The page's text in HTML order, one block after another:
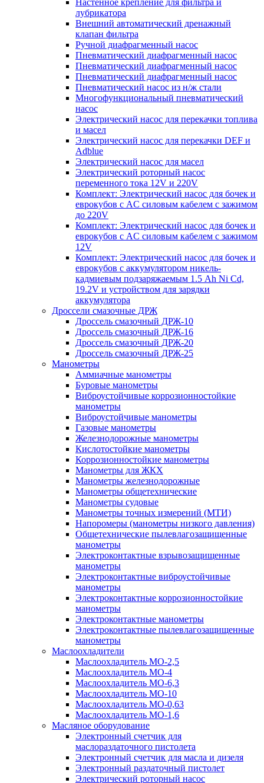
Настенное крепление для фильтра и
лубрикатора
Внешний автоматический дренажный
клапан фильтра
Ручной диафрагменный насос
Пневматический диафрагменный насос
Пневматический диафрагменный насос
Пневматический диафрагменный насос
Пневматический насос из н/ж стали
Многофункциональный пневматический
насос
Электрический насос для перекачки топлива
и масел
Электрический насос для перекачки DEF и
Adblue
Электрический насос для масел
Электрический роторный насос
переменного тока 12V и 220V
Комплект: Электрический насос для бочек и
еврокубов с AC силовым кабелем с зажимом
до 220V
Комплект: Электрический насос для бочек и
еврокубов с AC силовым кабелем с зажимом
12V
Комплект: Электрический насос для бочек и
еврокубов с аккумулятором никель-
кадмиевым подзаряжаемым 1.5 Ah Ni Cd,
19.2V и устройством для зарядки
аккумулятора
Дроссели смазочные ДРЖ
Дроссель смазочный ДРЖ-10
Дроссель смазочный ДРЖ-16
Дроссель смазочный ДРЖ-20
Дроссель смазочный ДРЖ-25
Манометры
Аммиачные манометры
Буровые манометры
Виброустойчивые коррозионностойкие
манометры
Виброустойчивые манометры
Газовые манометры
Железнодорожные манометры
Кислотостойкие манометры
Коррозионностойкие манометры
Манометры для ЖКХ
Манометры железнодорожные
Манометры общетехнические
Манометры судовые
Манометры точных измерений (МТИ)
Напоромеры (манометры низкого давления)
Общетехнические пылевлагозащищенные
манометры
Электроконтактные взрывозащищенные
манометры
Электроконтактные виброустойчивые
манометры
Электроконтактные коррозионностойкие
манометры
Электроконтактные манометры
Электроконтактные пылевлагозащищенные
манометры
Маслоохладители
Маслоохладитель MO-2,5
Маслоохладитель MO-4
Маслоохладитель МО-6,3
Маслоохладитель МО-10
Маслоохладитель MO-0,63
Маслоохладитель MO-1,6
Масляное оборудование
Электронный счетчик для
маслораздаточного пистолета
Электронный счетчик для масла и дизеля
Электронный раздаточный пистолет
Электрический роторный насос